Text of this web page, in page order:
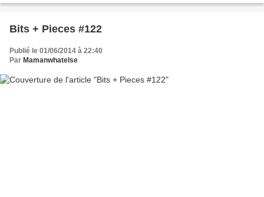
Bits + Pieces #122
Publié le 01/06/2014 à 22:40
Par Mamanwhatelse